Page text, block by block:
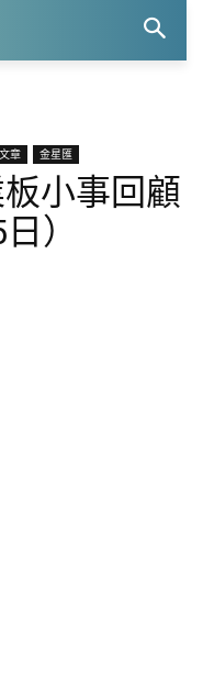
文章 金星匯
小事回顧
）